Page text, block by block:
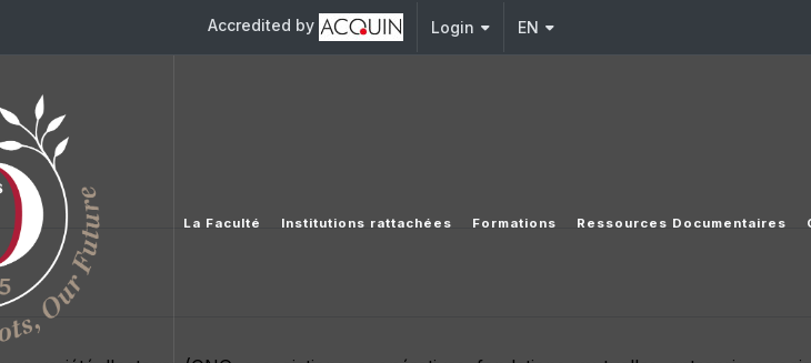
Accredited by Login EN
La Faculté Institutions rattachées Formations Ressources Documentaires